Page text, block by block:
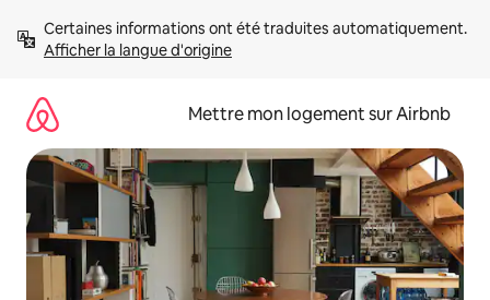
directement
Afficher la langue d'origine
Mettre mon logement sur Airbnb